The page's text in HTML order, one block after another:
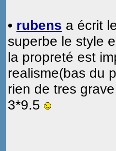
• rubens a écrit
superbe le style
la propreté est
realisme(bas du
rien de tres
3*9.5